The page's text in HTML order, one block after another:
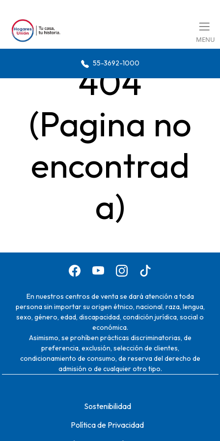
MENU
55-3692-1000
404
(Pagina no
encontrad
a)
En nuestros centros de venta se dará atención a toda
persona sin importar su origen étnico, nacional, raza, lengua,
sexo, género, edad, discapacidad, condición jurídica, social o
económica.
Asimismo, se prohíben prácticas discriminatorias, de
preferencia, exclusión, selección de clientes,
condicionamiento de consumo, de reserva del derecho de
admisión o de cualquier otro tipo.
Sostenibilidad
Política de Privacidad